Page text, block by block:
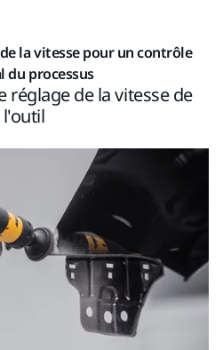
la vitesse pour un contrôle
du processus
réglage de la vitesse de
l'outil